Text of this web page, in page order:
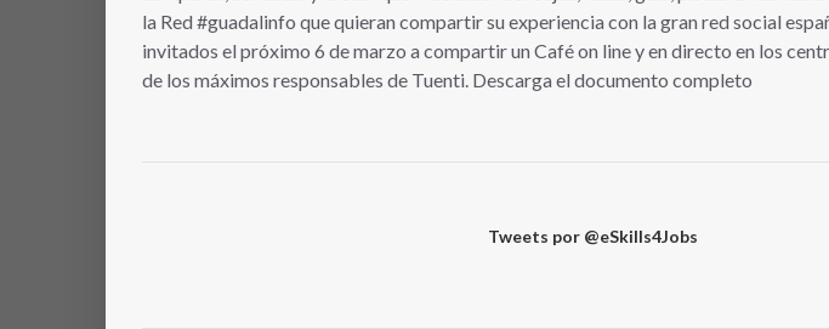
la Red #guadalinfo que quieran compartir su experiencia con la gran red social
invitados el próximo 6 de marzo a compartir un Café on line y en directo en los
de los máximos responsables de Tuenti. Descarga el documento completo
Tweets por @eSkills4Jobs